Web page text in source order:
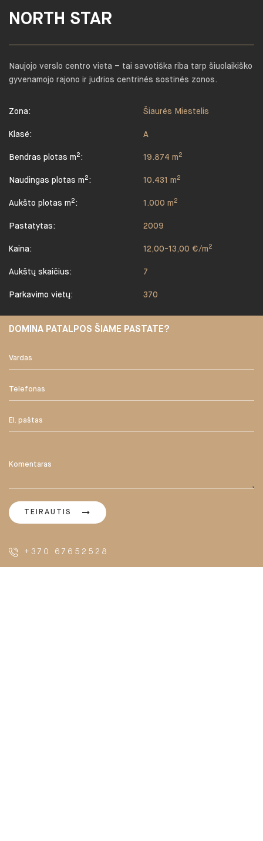
NORTH STAR
Naujojo verslo centro vieta – tai savotiška riba tarp šiuolaikiško
gyvenamojo rajono ir judrios centrinės sostinės zonos.
Zona: Šiaurės Miestelis
Klasė: A
Bendras plotas m 2 : 19.874 m 2
Naudingas plotas m 2 : 10.431 m 2
Aukšto plotas m 2 : 1.000 m 2
Pastatytas: 2009
Kaina: 12,00-13,00 €/m 2
Aukštų skaičius: 7
Parkavimo vietų: 370
DOMINA PATALPOS ŠIAME PASTATE?
TEIRAUTIS
+370 67652528